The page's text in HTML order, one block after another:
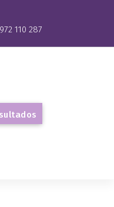
110 287
sultados